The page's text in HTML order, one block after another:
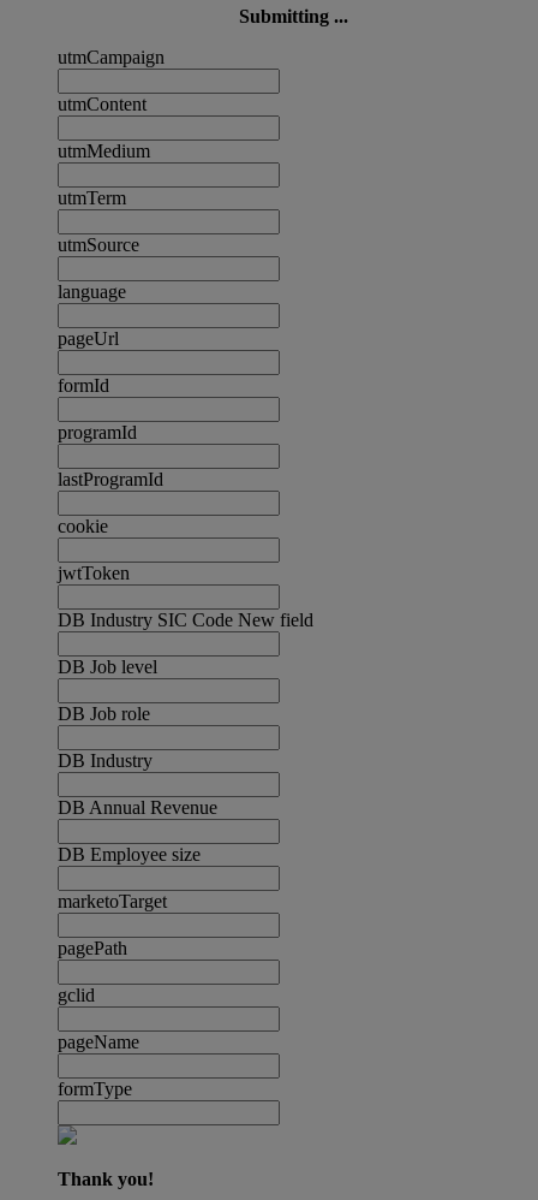
Submitting ...
utmCampaign
utmContent
utmMedium
utmTerm
utmSource
language
pageUrl
formId
programId
lastProgramId
cookie
jwtToken
DB Industry SIC Code New field
DB Job level
DB Job role
DB Industry
DB Annual Revenue
DB Employee size
marketoTarget
pagePath
gclid
pageName
formType
Thank you!